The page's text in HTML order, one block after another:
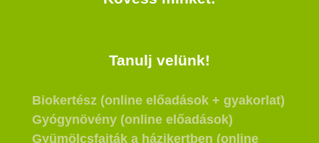
Tanulj velünk!
Biokertész (online előadások + gyakorlat)
Gyógynövény (online előadások)
Gyümölcsfajták a házikertben (online